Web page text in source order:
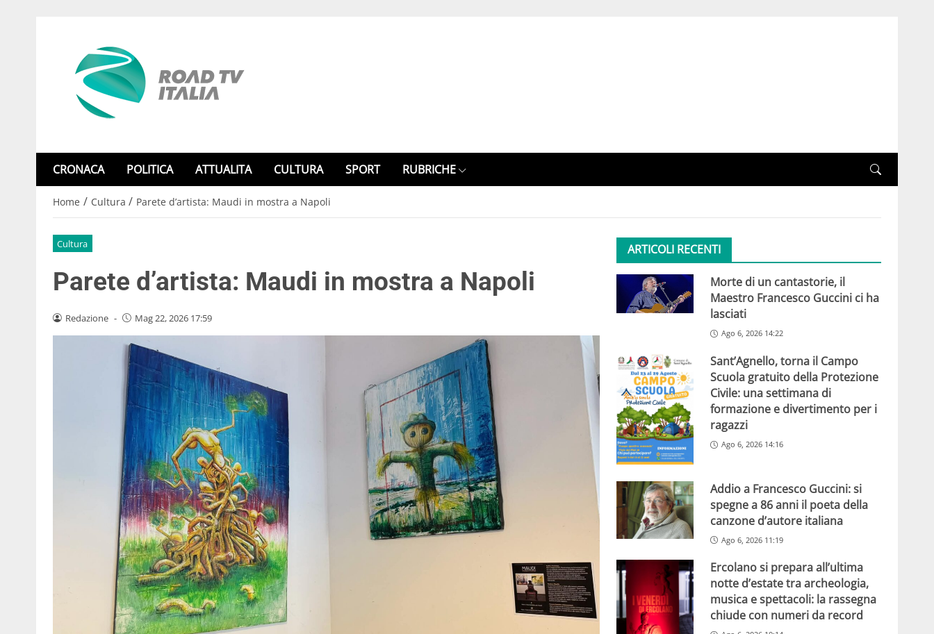
CRONACA POLITICA ATTUALITA CULTURA SPORT RUBRICHE
Home / Cultura / Parete d’artista: Maudi in mostra a Napoli
Cultura
Parete d’artista: Maudi in mostra a Napoli
Redazione - Mag 22, 2026 17:59
ARTICOLI RECENTI
Morte di un cantastorie, il
Maestro Francesco Guccini ci ha
lasciati
Ago 6, 2026 14:22
Sant’Agnello, torna il Campo
Scuola gratuito della Protezione
Civile: una settimana di
formazione e divertimento per i
ragazzi
Ago 6, 2026 14:16
Addio a Francesco Guccini: si
spegne a 86 anni il poeta della
canzone d’autore italiana
Ago 6, 2026 11:19
Ercolano si prepara all’ultima
notte d’estate tra archeologia,
musica e spettacoli: la rassegna
chiude con numeri da record